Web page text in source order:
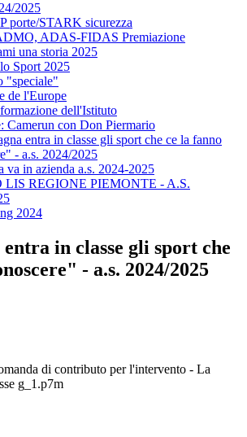
2025
porte/STARK sicurezza
ADAS-FIDAS Premiazione
una storia 2025
Sport 2025
"speciale"
de l'Europe
dell'Istituto
Camerun con Don Piermario
entra in classe gli sport che ce la fanno
- a.s. 2024/2025
va in azienda a.s. 2024-2025
REGIONE PIEMONTE - A.S.
2024
in classe gli sport che
- a.s. 2024/2025
di contributo per l'intervento - La
g_1.p7m